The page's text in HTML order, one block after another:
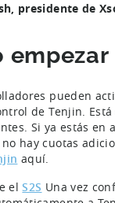
presidente de
empezar
pueden
de Tenjin.
Si ya estás en
hay cuotas
aquí.
elS2S Una vez